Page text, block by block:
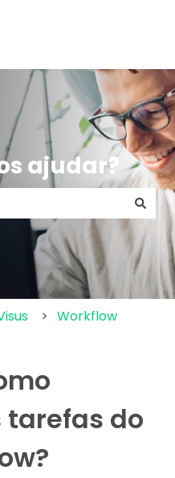
ajudar?
o campo de pesquisa
Workflow
do